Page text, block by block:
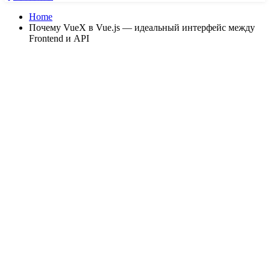
Home
Почему VueX в Vue.js — идеальный интерфейс между
Frontend и API